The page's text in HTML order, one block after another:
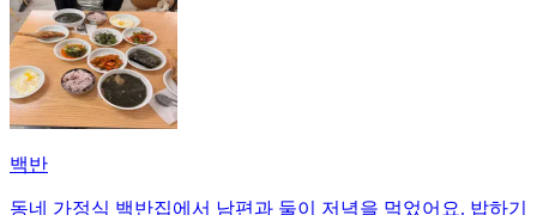
백반
동네 가정식 백반집에서 남편과 둘이 저녁을 먹었어요. 밥하기